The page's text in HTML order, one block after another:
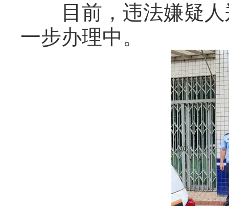
目前，违法嫌疑人
一步办理中。